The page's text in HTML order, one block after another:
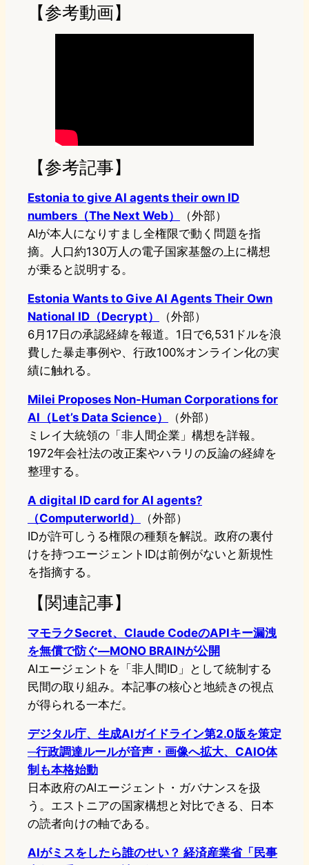
【参考動画】
【参考記事】
Estonia to give AI agents their own ID
numbers（The Next Web）
（外部）
AIが本人になりすまし全権限で動く問題を指
摘。人口約130万人の電子国家基盤の上に構想
が乗ると説明する。
Estonia Wants to Give AI Agents Their Own
National ID（Decrypt）
（外部）
6月17日の承認経緯を報道。1日で6,531ドルを浪
費した暴走事例や、行政100%オンライン化の実
績に触れる。
Milei Proposes Non-Human Corporations for
AI（Let’s Data Science）
（外部）
ミレイ大統領の「非人間企業」構想を詳報。
1972年会社法の改正案やハラリの反論の経緯を
整理する。
A digital ID card for AI agents?
（Computerworld）
（外部）
IDが許可しうる権限の種類を解説。政府の裏付
けを持つエージェントIDは前例がないと新規性
を指摘する。
【関連記事】
マモラクSecret、Claude CodeのAPIキー漏洩
を無償で防ぐ—MONO BRAINが公開
AIエージェントを「非人間ID」として統制する
民間の取り組み。本記事の核心と地続きの視点
が得られる一本だ。
デジタル庁、生成AIガイドライン第2.0版を策定
─行政調達ルールが音声・画像へ拡大、CAIO体
制も本格始動
日本政府のAIエージェント・ガバナンスを扱
う。エストニアの国家構想と対比できる、日本
の読者向けの軸である。
AIがミスをしたら誰のせい？ 経済産業省「民事